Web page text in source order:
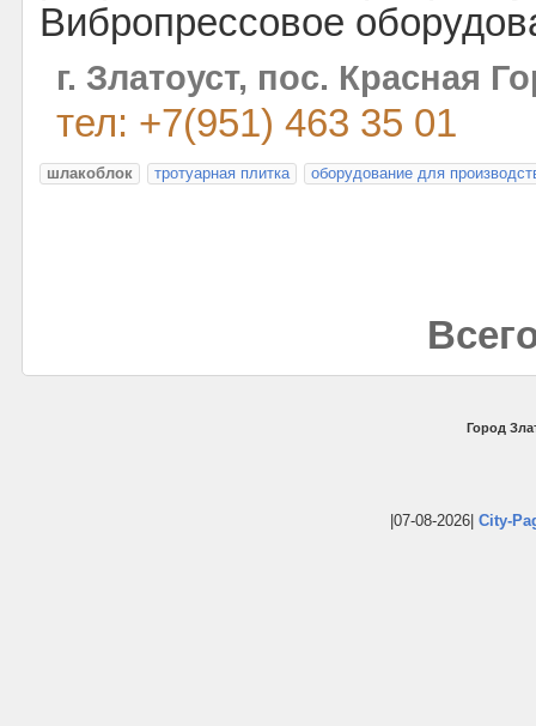
Вибропрессовое
г. Златоуст, пос. Красная
тел: +7(951) 463 35 01
шлакоблок тротуарная плитка оборудование для
Город
|07-08-2026| City-